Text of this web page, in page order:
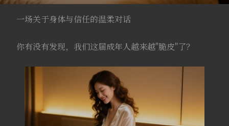
一场关于身体与信任的温柔对话
你有没有发现，我们这届成年人越来越"脆皮"了？